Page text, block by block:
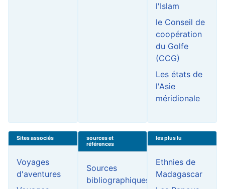
l'Islam
le Conseil de
coopération
du Golfe
(CCG)
Les états de
l'Asie
méridionale
Sites associés
Voyages
d'aventures
sources et
références
Sources
bibliographiques
les plus lu
Ethnies de
Madagascar